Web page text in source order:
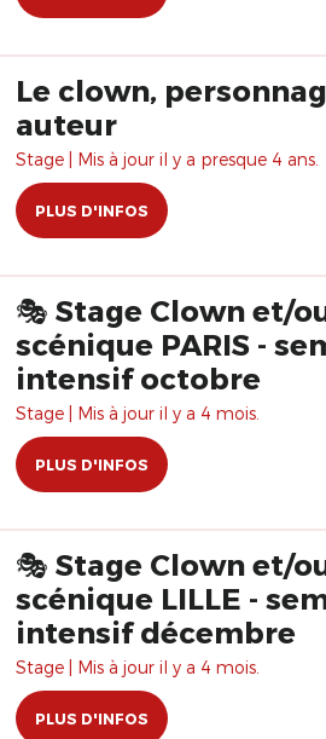
Le clown,
auteur
Stage | Mis à jour il y a presque 4 ans.
PLUS D'INFOS
🎭 Stage Clown et/
scénique PARIS -
intensif octobre
Stage | Mis à jour il y a 4 mois.
PLUS D'INFOS
🎭 Stage Clown et/
scénique LILLE -
intensif décembre
Stage | Mis à jour il y a 4 mois.
PLUS D'INFOS